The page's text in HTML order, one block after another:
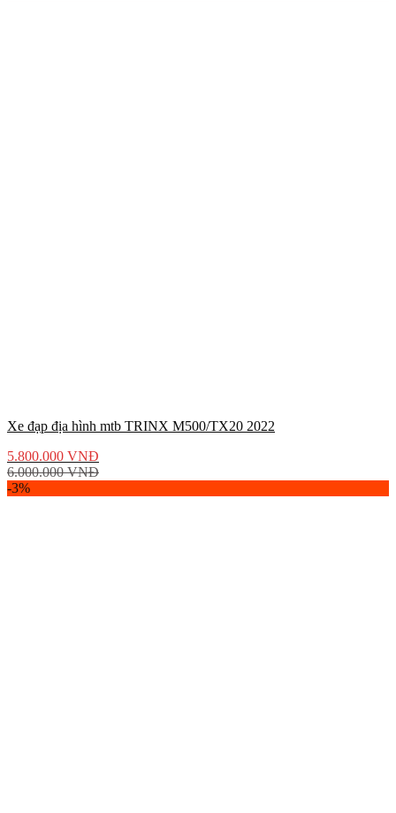
Xe đạp địa hình mtb TRINX M500/TX20 2022
5.800.000 VNĐ
6.000.000VNĐ
-3%